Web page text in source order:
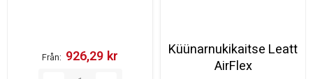
Från 926,29 kr‎
Küünarnukikaitse Leatt
AirFlex